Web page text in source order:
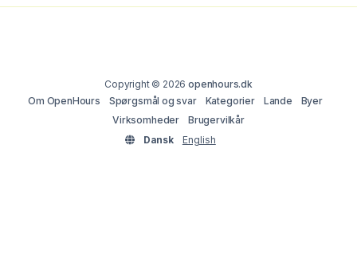
Copyright © 2026openhours.dk
Om OpenHours
Spørgsmål og svar Kategorier Lande
Byer
Virksomheder
Brugervilkår
Dansk
English